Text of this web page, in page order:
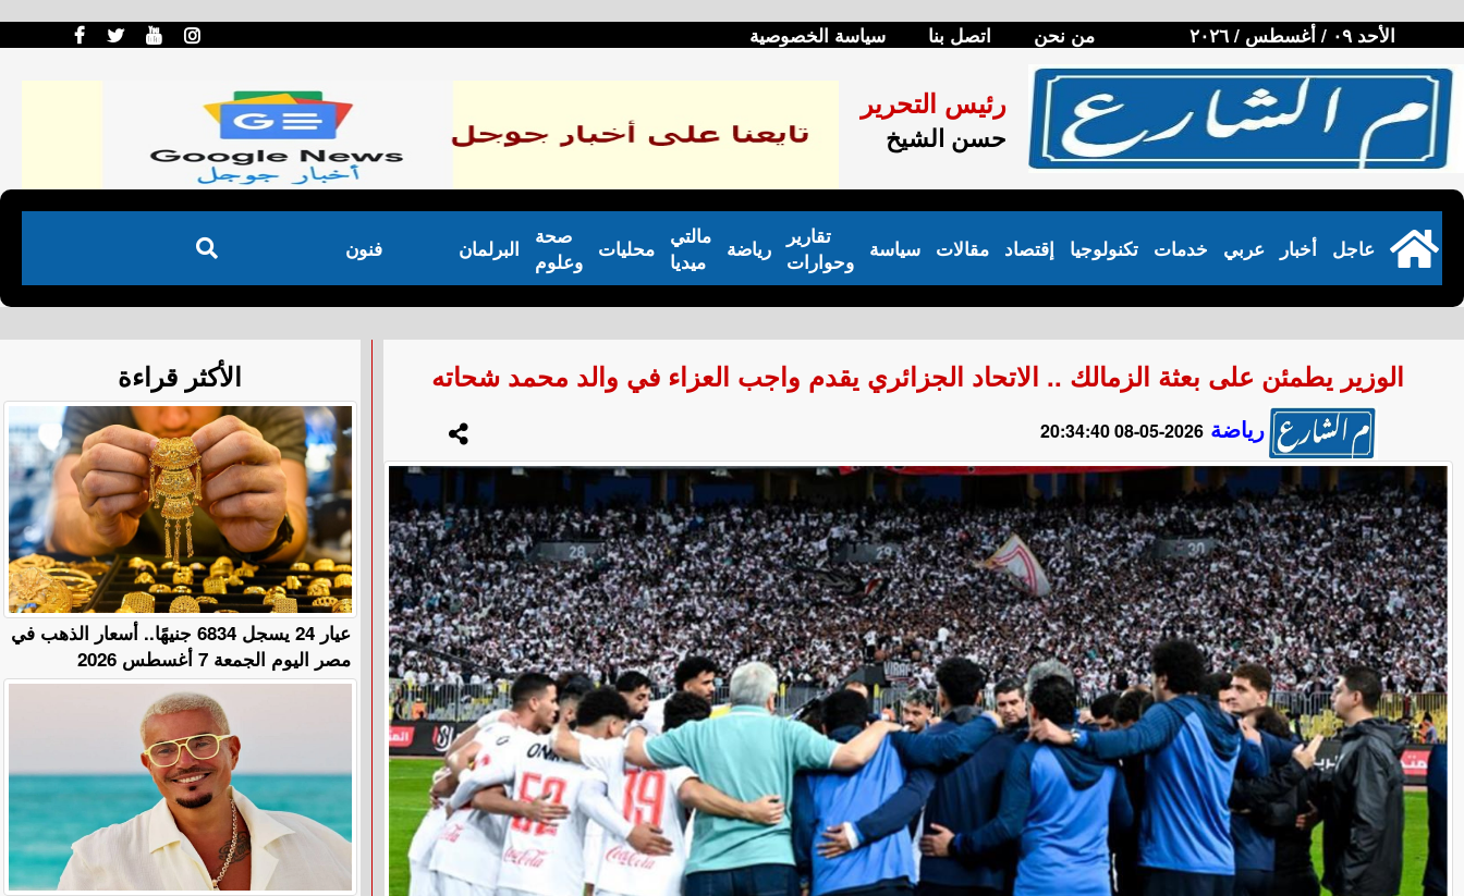
الأحد ٠٩ / أغسطس / ٢٠٢٦ من نحن اتصل بنا سياسة الخصوصية
رئيس التحرير
حسن الشيخ
فنون البرلمان
صحة
وعلوم
محليات
مالتي
ميديا
رياضة
تقارير
وحوارات
سياسة مقالات إقتصاد تكنولوجيا خدمات عربي أخبار عاجل
الوزير يطمئن على بعثة الزمالك .. الاتحاد الجزائري يقدم واجب العزاء في والد محمد شحاته
رياضة 2026-05-08 20:34:40
الأكثر قراءة
عيار 24 يسجل 6834 جنيهًا.. أسعار الذهب في
مصر اليوم الجمعة 7 أغسطس 2026